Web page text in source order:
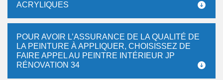
ACRYLIQUES
POUR AVOIR L’ASSURANCE DE LA QUALITÉ DE
LA PEINTURE À APPLIQUER, CHOISISSEZ DE
FAIRE APPEL AU PEINTRE INTÉRIEUR JP
RÉNOVATION 34